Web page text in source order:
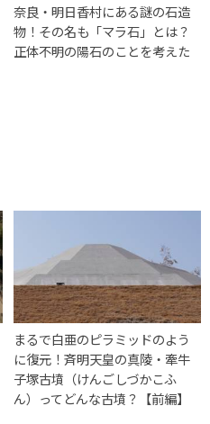
奈良・明日香村にある謎の石造
物！その名も「マラ石」とは？
正体不明の陽石のことを考えた
まるで白亜のピラミッドのよう
に復元！斉明天皇の真陵・牽牛
子塚古墳（けんごしづかこふ
ん）ってどんな古墳？【前編】